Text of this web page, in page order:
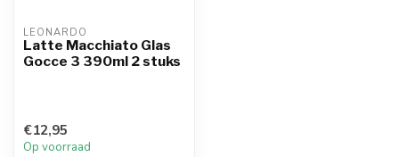
LEONARDO
Latte Macchiato Glas
Gocce 3 390ml 2 stuks
€12,95
Op voorraad